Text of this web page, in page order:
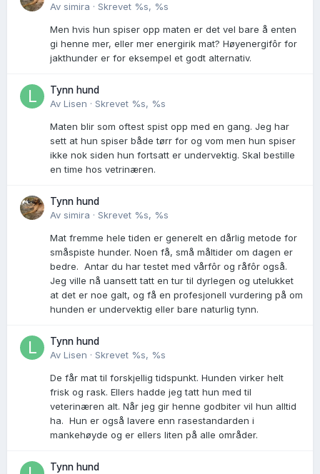
Av simira · Skrevet %s, %s
Men hvis hun spiser opp maten er det vel bare å enten
gi henne mer, eller mer energirik mat? Høyenergifôr for
jakthunder er for eksempel et godt alternativ.
Tynn hund
Av Lisen · Skrevet %s, %s
Maten blir som oftest spist opp med en gang. Jeg har
sett at hun spiser både tørr for og vom men hun spiser
ikke nok siden hun fortsatt er undervektig. Skal bestille
en time hos vetrinæren.
Tynn hund
Av simira · Skrevet %s, %s
Mat fremme hele tiden er generelt en dårlig metode for
småspiste hunder. Noen få, små måltider om dagen er
bedre. Antar du har testet med vårfôr og råfôr også.
Jeg ville nå uansett tatt en tur til dyrlegen og utelukket
at det er noe galt, og få en profesjonell vurdering på om
hunden er undervektig eller bare naturlig tynn.
Tynn hund
Av Lisen · Skrevet %s, %s
De får mat til forskjellig tidspunkt. Hunden virker helt
frisk og rask. Ellers hadde jeg tatt hun med til
veterinæren alt. Når jeg gir henne godbiter vil hun alltid
ha. Hun er også lavere enn rasestandarden i
mankehøyde og er ellers liten på alle områder.
Tynn hund